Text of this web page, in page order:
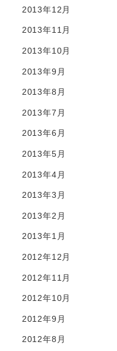
2013年12月
2013年11月
2013年10月
2013年9月
2013年8月
2013年7月
2013年6月
2013年5月
2013年4月
2013年3月
2013年2月
2013年1月
2012年12月
2012年11月
2012年10月
2012年9月
2012年8月